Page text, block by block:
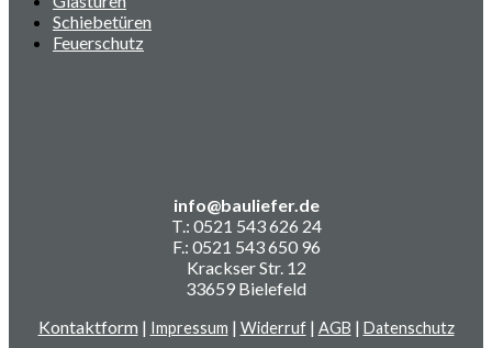
Schiebetüren
Feuerschutz
info@bauliefer.de
T.: 0521 543 626 24
F.: 0521 543 650 96
Krackser Str. 12
33659 Bielefeld
Kontaktform | Impressum | Widerruf| AGB | Datenschutz